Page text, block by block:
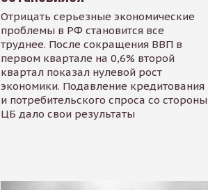
Отрицать серьезные экономические
проблемы в РФ становится все
труднее. После сокращения ВВП в
первом квартале на 0,6% второй
квартал показал нулевой рост
экономики. Подавление кредитования
и потребительского спроса со стороны
ЦБ дало свои результаты